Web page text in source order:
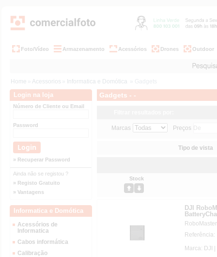
Foto/Vídeo Armazenamento Acessórios Drones Outdoor
Home » Acessorios » Informatica e Domótica » Gadgets
Login na loja
Número de Cliente ou Email
Password
» Recuperar Password
Ainda não se registou ?
» Registo Gratuito
» Vantagens
Informatica e Domótica
Acessórios de
Informatica
Cabos informática
Calibração
Gadgets - -
Marcas Preços
Tipo de vista
Stock
DJI
Marca: DJI |